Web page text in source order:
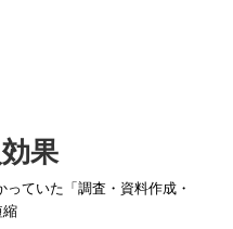
果
ていた「調査・資料作成・